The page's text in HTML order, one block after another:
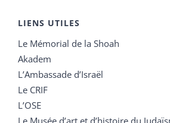
LIENS UTILES
Le Mémorial de la Shoah
Akadem
L’Ambassade d’Israël
Le CRIF
L’OSE
Le Musée d’art et d’histoire du